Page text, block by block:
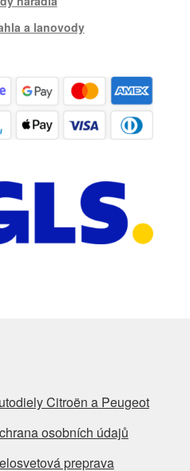
a lanovody
Citroën a Peugeot
osobních údajů
preprava